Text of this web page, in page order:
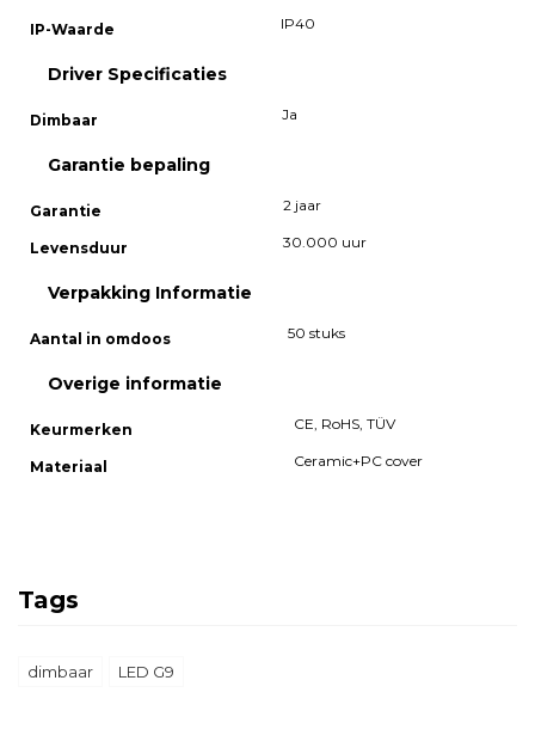
IP-Waarde IP40
Driver Specificaties
Dimbaar Ja
Garantie bepaling
Garantie 2 jaar
Levensduur 30.000 uur
Verpakking Informatie
Aantal in omdoos 50 stuks
Overige informatie
Keurmerken CE, RoHS, TÜV
Materiaal Ceramic+PC cover
Tags
dimbaar LED G9